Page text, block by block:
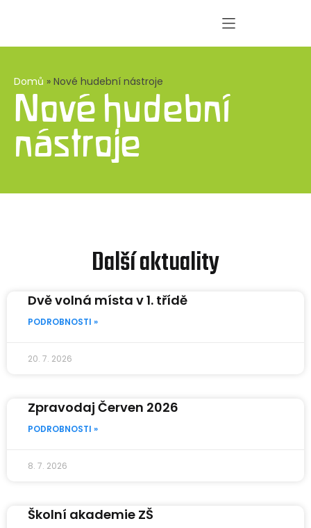
Domů » Nové hudební nástroje
Nové hudební
nástroje
Další aktuality
Dvě volná místa v 1. třídě
PODROBNOSTI »
20. 7. 2026
Zpravodaj Červen 2026
PODROBNOSTI »
8. 7. 2026
Školní akademie ZŠ